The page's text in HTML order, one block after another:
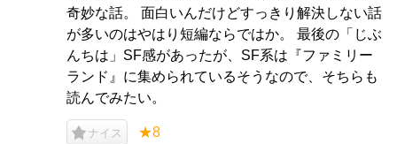
奇妙な話。 面白いんだけどすっきり解決しない話
が多いのはやはり短編ならではか。 最後の「じぶ
んちは」SF感があったが、SF系は『ファミリー
ランド』に集められているそうなので、そちらも
読んでみたい。
ナイス ★8